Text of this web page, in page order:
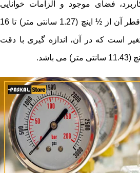
فضای موجود و الزامات خوانایی
بستگی دارد. به طور کلی، قطر آن از ½ اینچ (1.27 سانتی متر) تا 16
متر) متغیر است که در آن، اندازه گیری با دقت